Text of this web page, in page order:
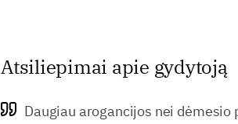
Atsiliepimai apie gydytoją
Daugiau arogancijos nei